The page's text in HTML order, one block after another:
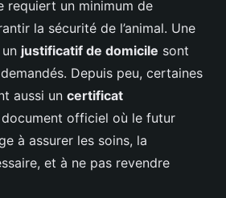
requiert un minimum de
la sécurité de l’animal. Une
justificatif de domicile sont
Depuis peu, certaines
aussi un certificat
document officiel où le futur
à assurer les soins, la
et à ne pas revendre